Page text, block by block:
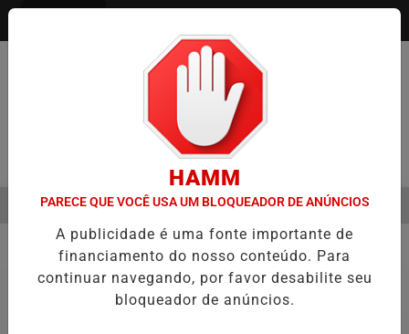
Pesquisar Notícia
É A VIRADA DO VAREJO ÓPTICO EM 2026 WELTON
EM ALTA
MENU
Educação
HAMM
PARECE QUE VOCÊ USA UM BLOQUEADOR DE ANÚNCIOS
A publicidade é uma fonte importante de
financiamento do nosso conteúdo. Para
continuar navegando, por favor desabilite seu
bloqueador de anúncios.